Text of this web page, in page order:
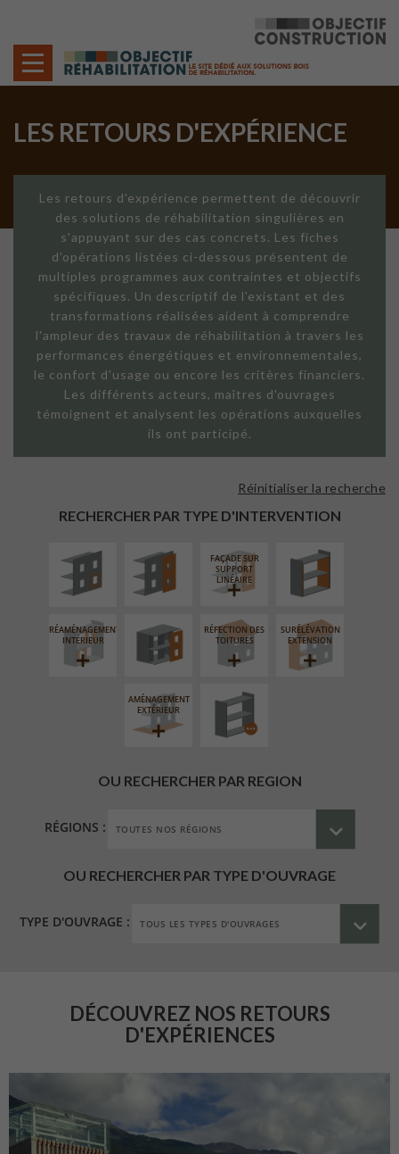
LES RETOURS D'EXPÉRIENCE
Les retours d'expérience permettent de découvrir
des solutions de réhabilitation singulières en
s'appuyant sur des cas concrets. Les fiches
d'opérations listées ci-dessous présentent de
multiples programmes aux contraintes et objectifs
spécifiques. Un descriptif de l'existant et des
transformations réalisées aident à comprendre
l'ampleur des travaux de réhabilitation à travers les
performances énergétiques et environnementales,
le confort d'usage ou encore les critères financiers.
Les différents acteurs, maîtres d'ouvrages
témoignent et analysent les opérations auxquelles
ils ont participé.
RECHERCHER PAR TYPE D'INTERVENTION
Réinitialiser la recherche
EXTÉRIEURE
FAÇADE SUR
SUPPORT
LINÉAIRE
ISOLATION
INTÉRIEURE
RÉAMÉNAGEMENT
INTÉRIEUR
FERMETURE
LOGGIAS
RÉFECTION DES
TOITURES
SURÉLÉVATION
EXTENSION
AMÉNAGEMENT
EXTÉRIEUR
PROCÉDÉ
PARTICULIER
OU RECHERCHER PAR REGION
RÉGIONS :
OU RECHERCHER PAR TYPE D'OUVRAGE
TYPE D'OUVRAGE :
DÉCOUVREZ NOS RETOURS
D'EXPÉRIENCES